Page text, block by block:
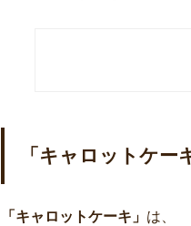
「キャロットケー
「キャロットケーキ」 は、